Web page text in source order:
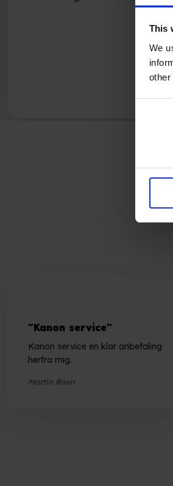
This
We
other
"Kanon service"
Kanon service en klar anbefaling
herfra mig.
Martin Ravn